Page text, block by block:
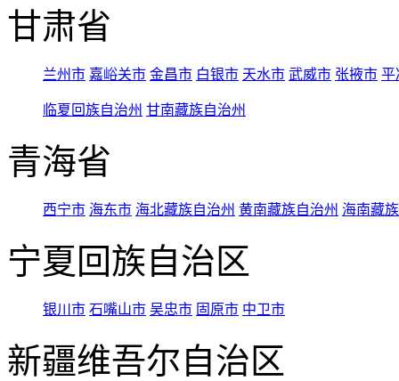
甘肃省
兰州市 嘉峪关市 金昌市 白银市 天水市 武威市 张掖市 平
临夏回族自治州 甘南藏族自治州
青海省
西宁市 海东市 海北藏族自治州 黄南藏族自治州 海南藏
宁夏回族自治区
银川市 石嘴山市 吴忠市 固原市 中卫市
新疆维吾尔自治区